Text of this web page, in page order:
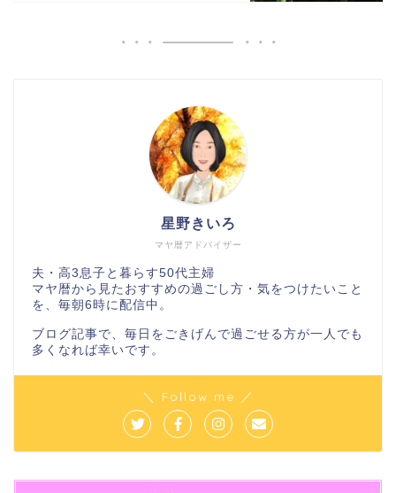
マヤ暦アドバイザー
星野きいろ
夫・高3息子と暮らす50代主婦
マヤ暦から見たおすすめの過ごし方・気をつけたいこと
を、毎朝6時に配信中。
ブログ記事で、毎日をごきげんで過ごせる方が一人でも
多くなれば幸いです。
＼ Follow me ／